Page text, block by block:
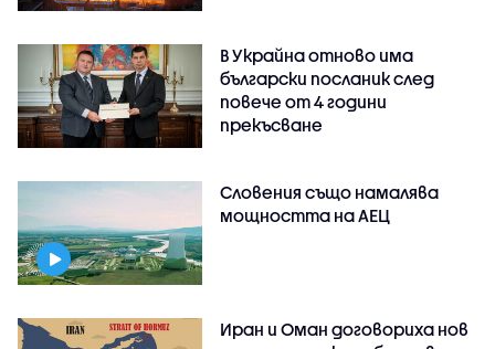
В Украйна отново има
български посланик след
повече от 4 години
прекъсване
Словения също намалява
мощността на АЕЦ
Иран и Оман договориха нов